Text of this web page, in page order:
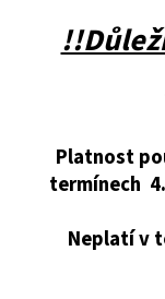
Platnost
termínech
Neplatí v